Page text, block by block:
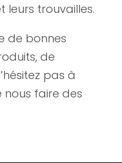
leurs trouvailles.
de bonnes
de
pas à
faire des